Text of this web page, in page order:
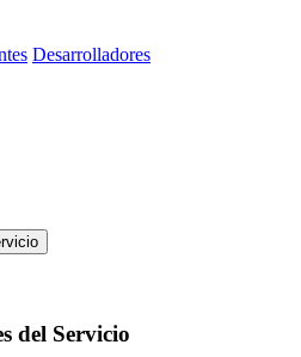
Desarrolladores
del Servicio